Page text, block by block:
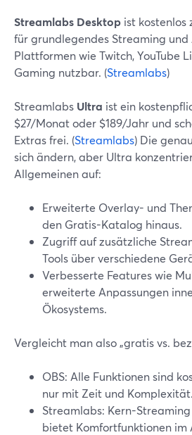
Streamlabs Desktop ist kostenlos
für grundlegendes Streaming
Plattformen wie Twitch, YouTube
Gaming nutzbar. (Streamlabs)
Streamlabs Ultra ist ein
$27/Monat oder $189/Jahr und
Extras frei. (Streamlabs) Die
sich ändern, aber Ultra
Allgemeinen auf:
Erweiterte Overlay- und
den Gratis-Katalog hinaus.
Zugriff auf zusätzliche
Tools über verschiedene
Verbesserte Features wie
erweiterte Anpassungen
Ökosystems.
Vergleicht man also „gratis vs.
OBS: Alle Funktionen sind
nur mit Zeit und Komplexität.
Streamlabs: Kern-
bietet Komfortfunktionen im